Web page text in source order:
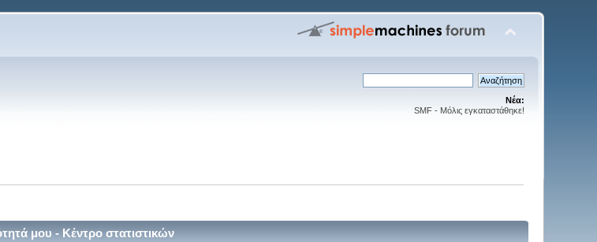
Νέα:
SMF - Μόλις εγκαταστάθηκε!
μου - Κέντρο στατιστικών